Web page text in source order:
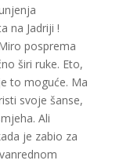
na Jadriji !
posprema
širi ruke. Eto,
to moguće. Ma
svoje šanse,
Ali
je zabio za